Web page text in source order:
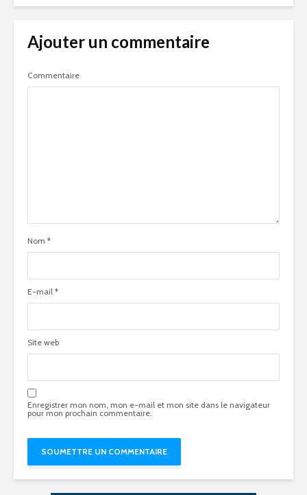
Ajouter un commentaire
Commentaire
Nom *
E-mail *
Site web
Enregistrer mon nom, mon e-mail et mon site dans le navigateur
pour mon prochain commentaire.